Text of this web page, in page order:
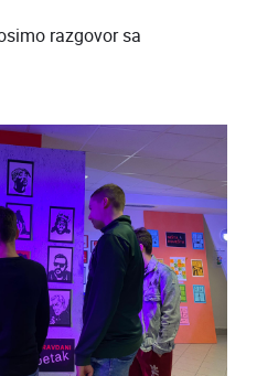
razgovor sa